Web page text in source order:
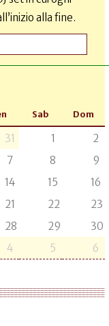
alla fine.
Sab Dom
31 1
2
7 8
9
14 15
16
21 22
23
28 29
30
4 5 6